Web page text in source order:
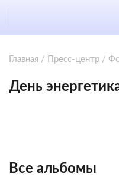
Главная / Пресс-центр /
День
Все альбомы